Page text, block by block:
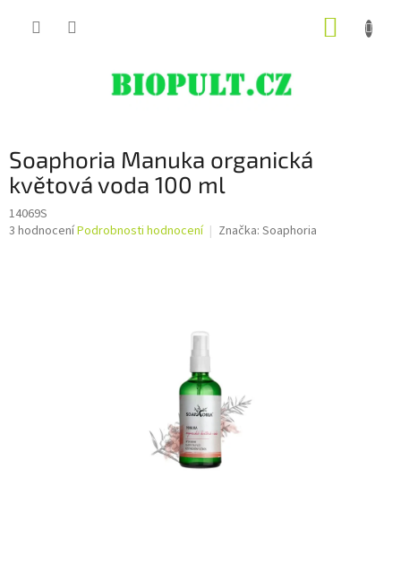
Soaphoria Manuka organická
květová voda 100 ml
14069S
Průměrné
3 hodnoceníPodrobnosti hodnocení Značka: Soaphoria